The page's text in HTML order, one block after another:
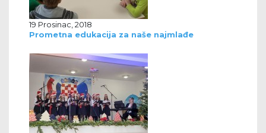
19 Prosinac, 2018
Prometna edukacija za naše najmlađe